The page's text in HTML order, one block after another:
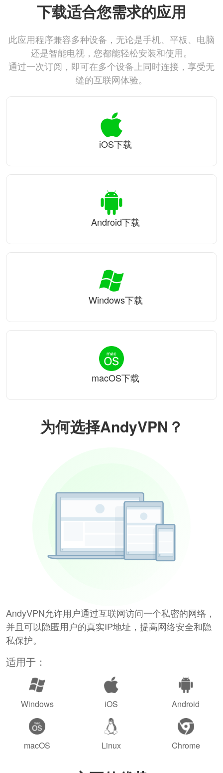
为何选择AndyVPN？
AndyVPN允许用户通过互联网访问一个私密的网络，
并且可以隐匿用户的真实IP地址，提高网络安全和隐
私保护。
适用于：
Windows iOS Android
macOS Linux Chrome
下载适合您需求的应用
此应用程序兼容多种设备，无论是手机、平板、电脑
还是智能电视，您都能轻松安装和使用。
通过一次订阅，即可在多个设备上同时连接，享受无
缝的互联网体验。
iOS下载
Android下载
Windows下载
macOS下载